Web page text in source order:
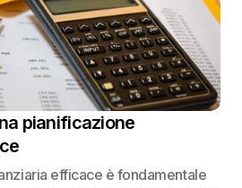
pianificazione
efficace è fondamentale